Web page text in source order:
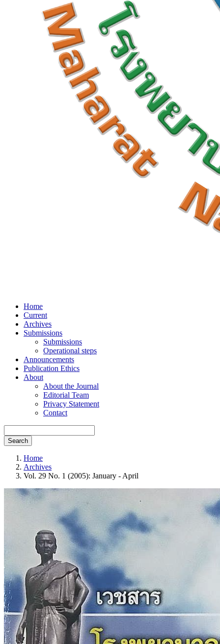
Home
Current
Archives
Submissions
Submissions
Operational steps
Announcements
Publication Ethics
About
About the Journal
Editorial Team
Privacy Statement
Contact
Search
Home
Archives
Vol. 29 No. 1 (2005): January - April